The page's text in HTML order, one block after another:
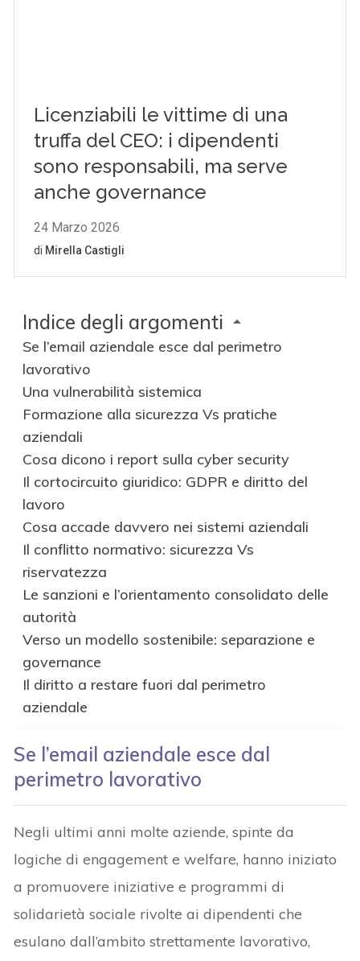
Indice degli argomenti
Se l’email aziendale esce dal perimetro
lavorativo
Una vulnerabilità sistemica
Formazione alla sicurezza Vs pratiche
aziendali
Cosa dicono i report sulla cyber security
Il cortocircuito giuridico: GDPR e diritto del
lavoro
Cosa accade davvero nei sistemi aziendali
Il conflitto normativo: sicurezza Vs
riservatezza
Le sanzioni e l’orientamento consolidato delle
autorità
Verso un modello sostenibile: separazione e
governance
Il diritto a restare fuori dal perimetro
aziendale
Se l’email aziendale esce dal
perimetro lavorativo
Negli ultimi anni molte aziende, spinte da
logiche di engagement e welfare, hanno iniziato
a promuovere iniziative e programmi di
solidarietà sociale rivolte ai dipendenti che
esulano dall’ambito strettamente lavorativo,